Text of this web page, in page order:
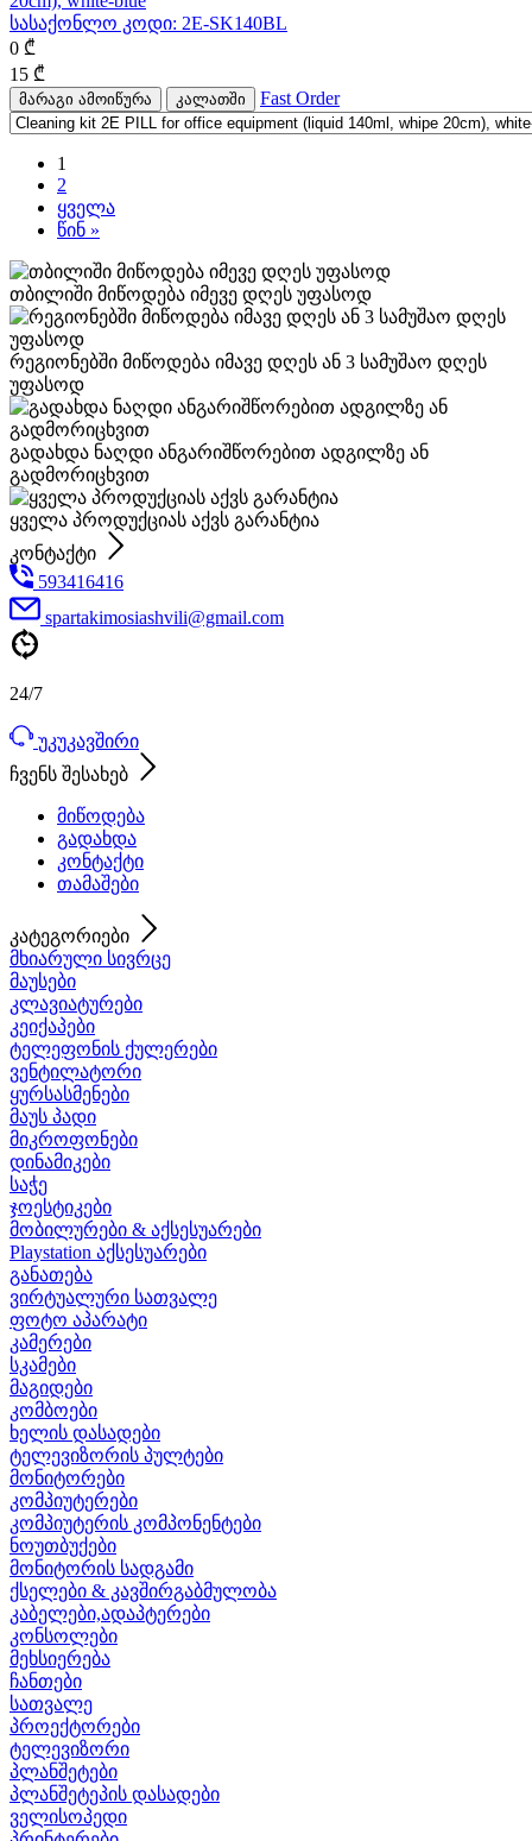
სასაქონლო კოდი: 2E-SK140BL
0 ₾
15 ₾
მარაგი ამოიწურა კალათში Fast Order
1
2
ყველა
წინ »
თბილიში მიწოდება იმევე დღეს უფასოდ
რეგიონებში მიწოდება იმავე დღეს ან 3 სამუშაო დღეს
უფასოდ
გადახდა ნაღდი ანგარიშწორებით ადგილზე ან
გადმორიცხვით
ყველა პროდუქციას აქვს გარანტია
კონტაქტი
593416416
spartakimosiashvili@gmail.com
24/7
უკუკავშირი
ჩვენს შესახებ
მიწოდება
გადახდა
კონტაქტი
თამაშები
კატეგორიები
მხიარული სივრცე
მაუსები
კლავიატურები
კეიქაპები
ტელეფონის ქულერები
ვენტილატორი
ყურსასმენები
მაუს პადი
მიკროფონები
დინამიკები
საჭე
ჯოესტიკები
მობილურები & აქსესუარები
Playstation აქსესუარები
განათება
ვირტუალური სათვალე
ფოტო აპარატი
კამერები
სკამები
მაგიდები
კომბოები
ხელის დასადები
ტელევიზორის პულტები
მონიტორები
კომპიუტერები
კომპიუტერის კომპონენტები
ნოუთბუქები
მონიტორის სადგამი
ქსელები & კავშირგაბმულობა
კაბელები,ადაპტერები
კონსოლები
მეხსიერება
ჩანთები
სათვალე
პროექტორები
ტელევიზორი
პლანშეტები
პლანშეტეპის დასადები
ველისოპედი